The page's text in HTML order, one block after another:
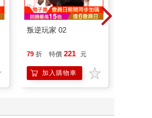
叛逆玩家 02
79 折 特價 221 元
加入購物車